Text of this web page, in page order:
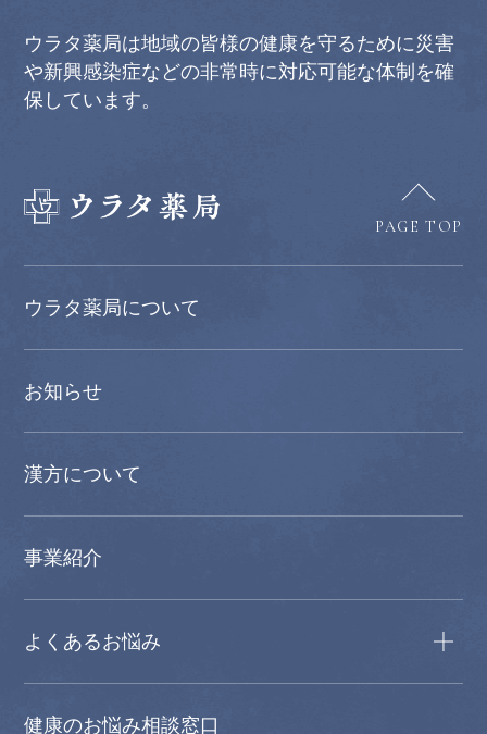
ウラタ薬局は地域の皆様の健康を守るために災害
や新興感染症などの非常時に対応可能な体制を確
保しています。
PAGE TOP
ウラタ薬局について
お知らせ
漢方について
事業紹介
よくあるお悩み
健康のお悩み相談窓口